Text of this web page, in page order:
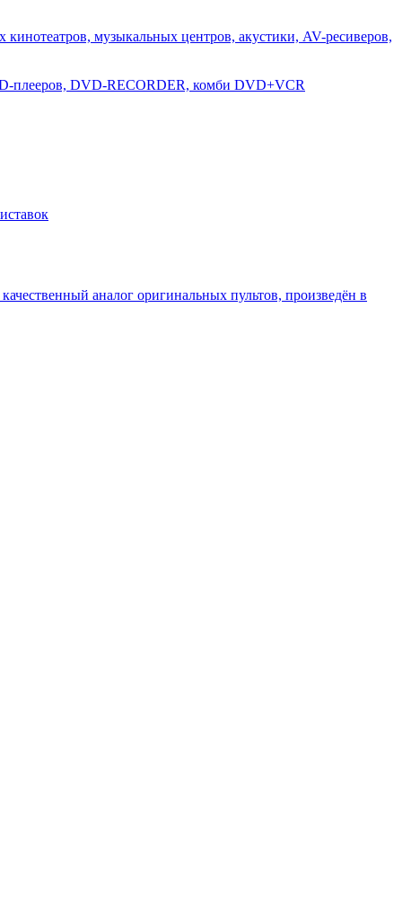
музыкальных центров, акустики, AV-ресиверов,
плееров, DVD-RECORDER, комби DVD+VCR
аналог оригинальных пультов, произведён в